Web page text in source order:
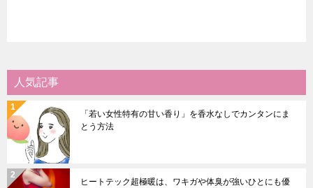
人気記事
「若い女性特有の甘い香り」を香水なしでカンタンにま
とう方法
ヒートテック超極暖は、ワキガや体臭が強いひとにも優